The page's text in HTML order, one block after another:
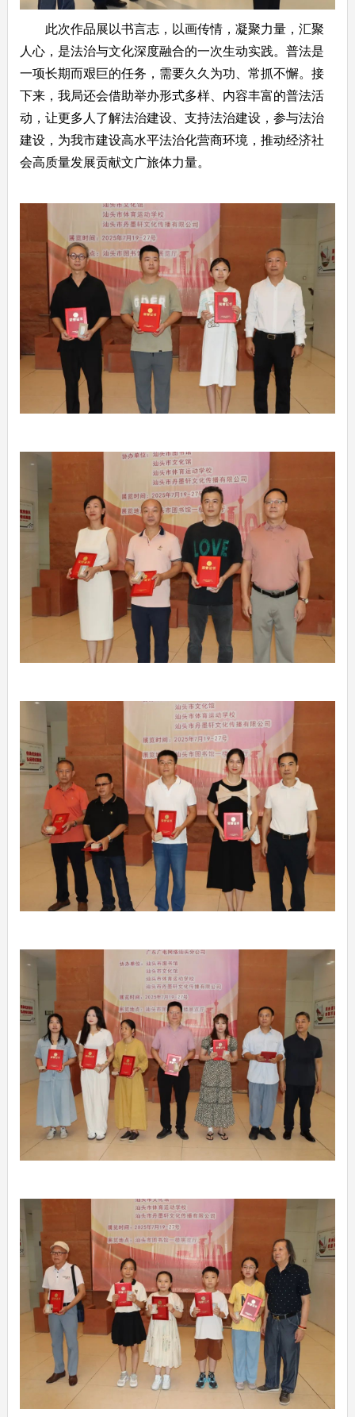
此次作品展以书言志，以画传情，凝聚力量，汇聚
人心， 是法治与文化深度融合的一次生动实践。普法是
一项长期而艰巨的任务，需要久久为功、常抓不懈。 接
下来，我局还会借助举办形式多样、内容丰富的普法活
动，让更多人了解法治建设、支持法治建设，参与法治
建设， 为我市建设高水平法治化营商环境，推动经济社
会高质量发展贡献文广旅体力量。